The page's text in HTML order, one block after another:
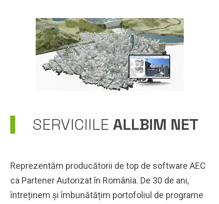
SERVICIILE ALLBIM NET
Reprezentăm producătorii de top de software AEC
ca Partener Autorizat în România. De 30 de ani,
întreținem și îmbunătățim portofoliul de programe